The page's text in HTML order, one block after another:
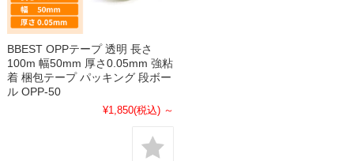
BBEST OPPテープ 透明 長さ
100m 幅50mm 厚さ0.05mm 強粘
着 梱包テープ パッキング 段ボー
ル OPP-50
¥1,850(税込) ～